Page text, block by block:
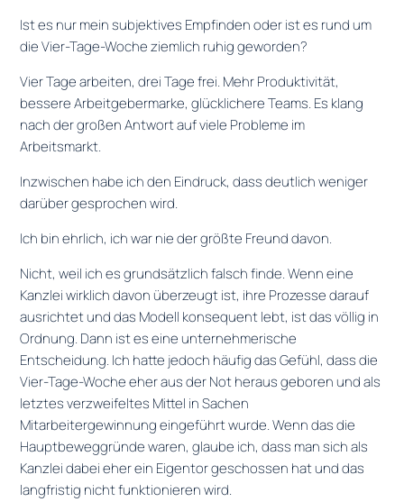
Ist es nur mein subjektives Empfinden oder ist es rund um
die Vier-Tage-Woche ziemlich ruhig geworden?
Vier Tage arbeiten, drei Tage frei. Mehr Produktivität,
bessere Arbeitgebermarke, glücklichere Teams. Es klang
nach der großen Antwort auf viele Probleme im
Arbeitsmarkt.
Inzwischen habe ich den Eindruck, dass deutlich weniger
darüber gesprochen wird.
Ich bin ehrlich, ich war nie der größte Freund davon.
Nicht, weil ich es grundsätzlich falsch finde. Wenn eine
Kanzlei wirklich davon überzeugt ist, ihre Prozesse darauf
ausrichtet und das Modell konsequent lebt, ist das völlig in
Ordnung. Dann ist es eine unternehmerische
Entscheidung. Ich hatte jedoch häufig das Gefühl, dass die
Vier-Tage-Woche eher aus der Not heraus geboren und als
letztes verzweifeltes Mittel in Sachen
Mitarbeitergewinnung eingeführt wurde. Wenn das die
Hauptbeweggründe waren, glaube ich, dass man sich als
Kanzlei dabei eher ein Eigentor geschossen hat und das
langfristig nicht funktionieren wird.